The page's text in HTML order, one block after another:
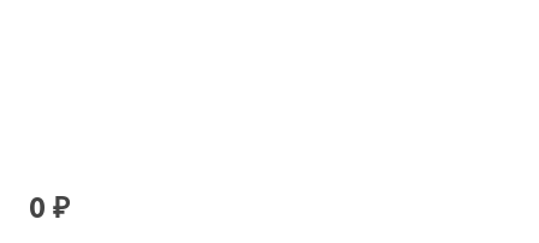
0 ₽